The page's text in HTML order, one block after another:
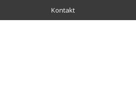
Kontakt